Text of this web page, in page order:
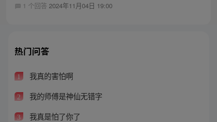
1 个回答 2024年11月04日 19:00
热门问答
1 我真的害怕啊
2 我的师傅是神仙无错字
3 我真是怕了你了